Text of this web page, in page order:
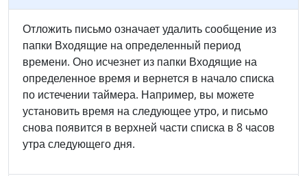
Отложить письмо означает удалить сообщение из
папки Входящие на определенный период
времени. Оно исчезнет из папки Входящие на
определенное время и вернется в начало списка
по истечении таймера. Например, вы можете
установить время на следующее утро, и письмо
снова появится в верхней части списка в 8 часов
утра следующего дня.